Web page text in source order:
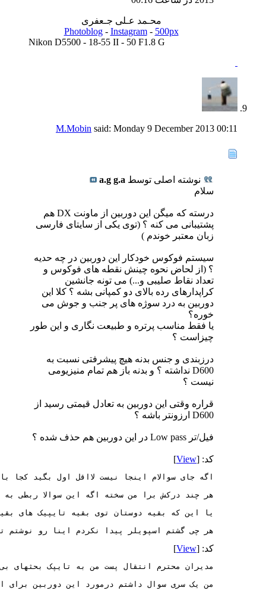
محـمد عـلی جـعفری
Photoblog- Instagram- 500px
Nikon D5500 - 18-55 II - 50 F1.8 G
M.Mobin said: Monday 9 December 2013 00:11
نوشته اصلی توسط a.g g.a
سلام
درسته که میگن این دوربین از ماونت DX هم
پشتیبانی می کنه ؟ (توی یکی از سایتای فارسی
زبان معتبر خوندم )
سیستم فوکوس خودکار این دوربین در چه حدیه
؟ (از لحاض نحوه چینش نقطه های فوکوس و
تعداد نقاط صلیبی و...) می تونه جانشین
کراپدارهای رده بالای دو کمپانی بشه ؟ کلا این
دوربین به درد سوژه های پر جنب و جوش می
خوره؟
یا فقط مناسب پرتره و طبیعت نگاری و این طور
چیزاست ؟
درزبندی و جنس بدنه هیچ پیشرفتی نسبت به
D600 نداشته ؟ و بدنه باز هم تمام منیزیومی
نیست ؟
قراره وقتی این دوربین به تعادل قیمتی رسید از
D600 ارزونتر باشه ؟
فیل/تر Low pass در این دوربین هم حذف شده ؟
کد: [View
]
هر چی گشتم اسپویلر پیدا نکردم اینا رو نوشتم
کد: [View
]